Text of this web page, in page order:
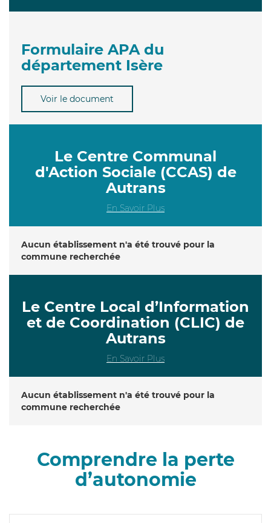
Formulaire APA du
département Isère
Voir le document
Le Centre Communal
d'Action Sociale (CCAS) de
Autrans
En Savoir Plus
Aucun établissement n'a été trouvé pour la
commune recherchée
Le Centre Local d’Information
et de Coordination (CLIC) de
Autrans
En Savoir Plus
Aucun établissement n'a été trouvé pour la
commune recherchée
Comprendre la perte
d’autonomie